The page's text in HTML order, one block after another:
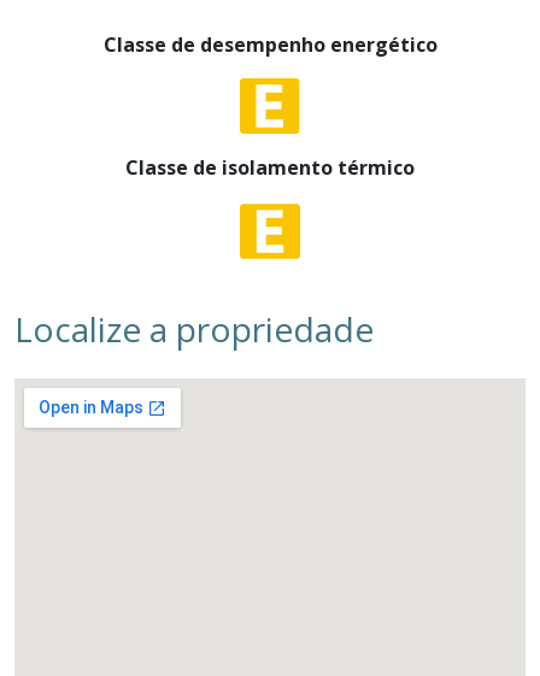
Classe de desempenho energético
Classe de isolamento térmico
Localize a propriedade